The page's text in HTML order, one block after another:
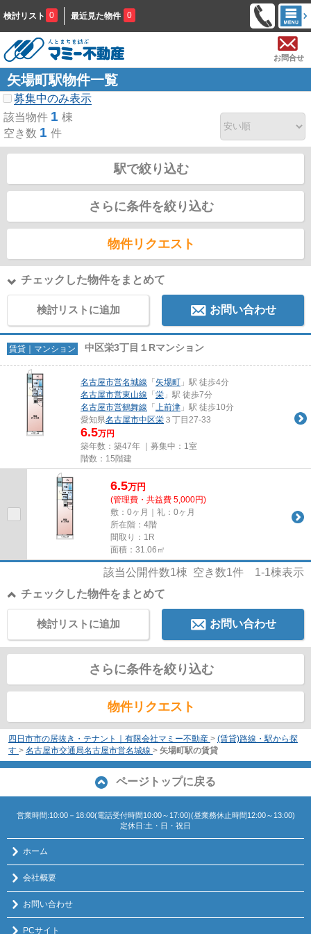
検討リスト 0 最近見た物件 0
お問合せ
矢場町駅物件一覧
募集中のみ表示
該当物件 1 棟
空き数 1 件
駅で絞り込む
さらに条件を絞り込む
物件リクエスト
チェックした物件をまとめて
検討リストに追加 お問い合わせ
賃貸｜マンション 中区栄3丁目１Rマンション
名古屋市営名城線 「 矢場町 」駅 徒歩4分
名古屋市営東山線 「 栄 」駅 徒歩7分
名古屋市営鶴舞線 「 上前津 」駅 徒歩10分
愛知県名古屋市中区栄 ３丁目27-33
6.5万円
築年数：築47年 ｜募集中： 1室
階数：15階建
6.5万円
(管理費・共益費 5,000円)
敷：0ヶ月｜礼：0ヶ月
所在階：4階
間取り：1R
面積：31.06㎡
該当公開件数1棟 空き数1件 1-1棟表示
チェックした物件をまとめて
お問い合わせ
検討リストに追加
さらに条件を絞り込む
物件リクエスト
四日市市の居抜き・テナント｜有限会社マミー不動産 > (賃貸)路線・駅から探
す > 名古屋市交通局名古屋市営名城線 > 矢場町駅の賃貸
ページトップに戻る
営業時間:10:00－18:00(電話受付時間10:00～17:00)(昼業務休止時間12:00～13:00)
定休日:土・日・祝日
ホーム
会社概要
お問い合わせ
PCサイト